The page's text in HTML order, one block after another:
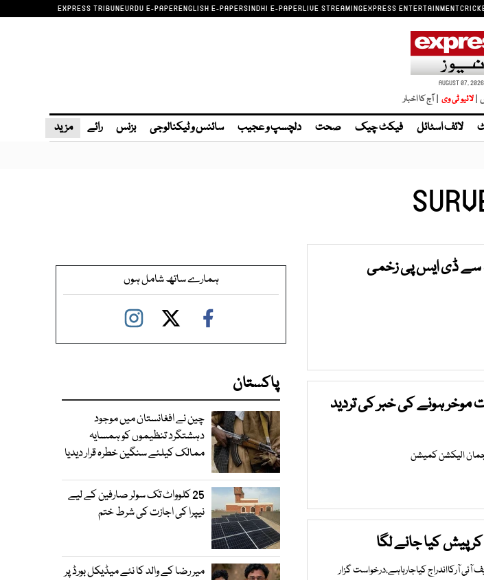
EXPRESS TRIBUNEURDU E-PAPERENGLISH E-PAPERSINDHI E-PAPERLIVE STREAMINGEXPRESS ENTERTAINMENT
AUGUST 07, 2026
| | آج کا اخبار
لائف اسٹائل فیکٹ چیک صحت دلچسپ و عجیب سائنس و ٹیکنالوجی بزنس رائے مزید
سے ڈی ایس پی زخمی
موخر ہونے کی خبر کی تردید
پیش کیا جانے لگا
ہمارے ساتھ شامل ہوں
پاکستان
چین نے افغانستان میں موجود
دہشتگرد تنظیموں کو ہمسایہ
ممالک کیلئے سنگین خطرہ قرار دیدیا
25 کلوواٹ تک سولر صارفین کے لیے
نیپرا کی اجازت کی شرط ختم
میر رضا کے والد کا نئے میڈیکل بورڈ پر